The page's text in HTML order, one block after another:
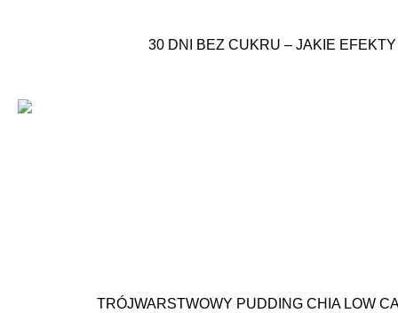
30 DNI BEZ CUKRU – JAKIE
TRÓJWARSTWOWY PUDDING CHIA LOW